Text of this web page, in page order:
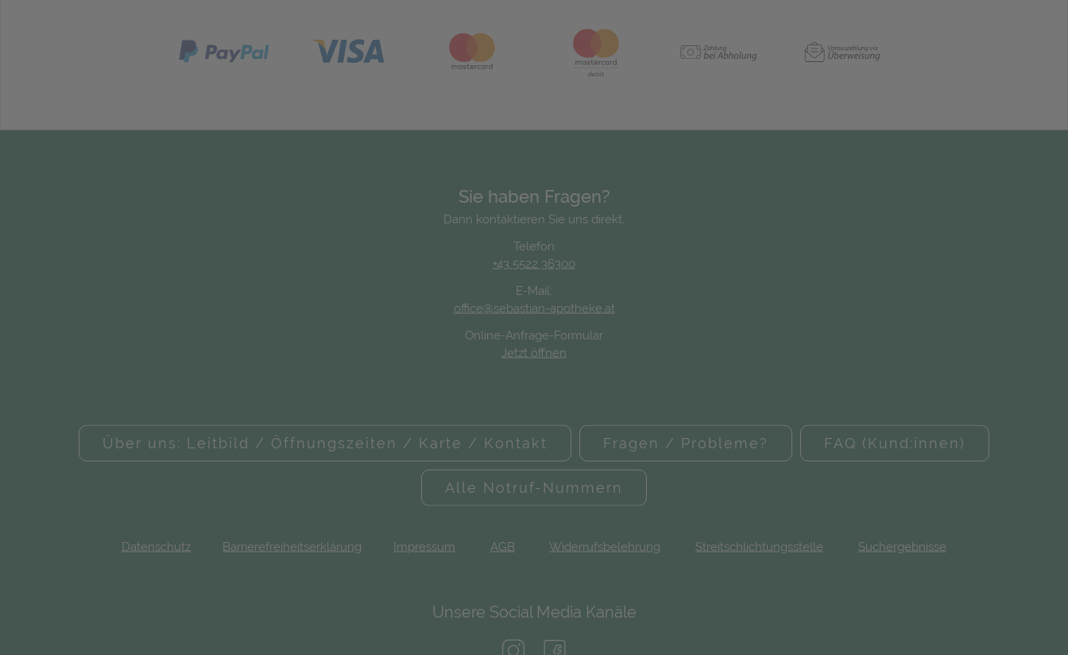
Sie haben Fragen?
Dann kontaktieren Sie uns direkt.
Telefon
+43 5522 36300
E-Mail:
office@sebastian-apotheke.at
Online-Anfrage-Formular
Jetzt öffnen
Über uns: Leitbild / Öffnungszeiten / Karte / Kontakt Fragen / Probleme? FAQ (Kund:innen)
Alle Notruf-Nummern
Datenschutz Barrierefreiheitserklärung Impressum AGB Widerrufsbelehrung Streitschlichtungsstelle Suchergebnisse
Unsere Social Media Kanäle
(öffnet in neuem Tab)